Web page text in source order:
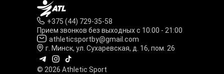
+375 (44) 729-35-58
Прием звонков без выходных с 10:00 - 21:00
athleticsportby@gmail.com
г. Минск, ул. Сухаревская, д. 16, пом. 26
© 2026 Athletic Sport